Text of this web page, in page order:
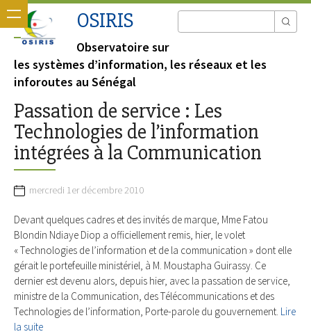
OSIRIS
Observatoire sur
les systèmes d’information, les réseaux et les
inforoutes au Sénégal
Passation de service : Les
Technologies de l’information
intégrées à la Communication
mercredi 1er décembre 2010
Devant quelques cadres et des invités de marque, Mme Fatou
Blondin Ndiaye Diop a officiellement remis, hier, le volet
« Technologies de l’information et de la communication » dont elle
gérait le portefeuille ministériel, à M. Moustapha Guirassy. Ce
dernier est devenu alors, depuis hier, avec la passation de service,
ministre de la Communication, des Télécommunications et des
Technologies de l’information, Porte-parole du gouvernement. Lire
la suite